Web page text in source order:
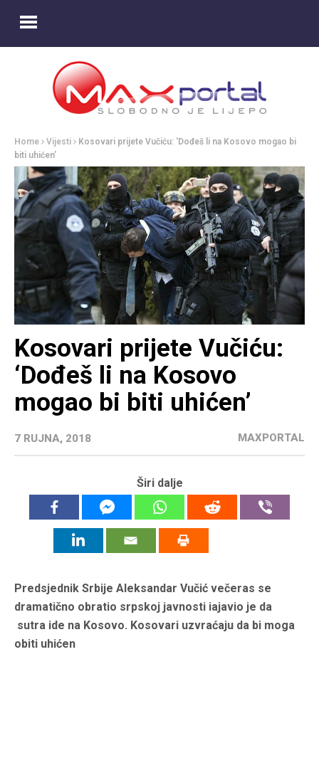
Home Vijesti
Kosovari prijete Vučiću: ‘Dođeš li na Kosovo mogao bi
biti uhićen’
Kosovari prijete Vučiću:
‘Dođeš li na Kosovo
mogao bi biti uhićen’
7 RUJNA, 2018 MAXPORTAL
Širi dalje
Predsjednik Srbije Aleksandar Vučić večeras se
dramatično obratio srpskoj javnosti iajavio je da
sutra ide na Kosovo. Kosovari uzvraćaju da bi moga
obiti uhićen